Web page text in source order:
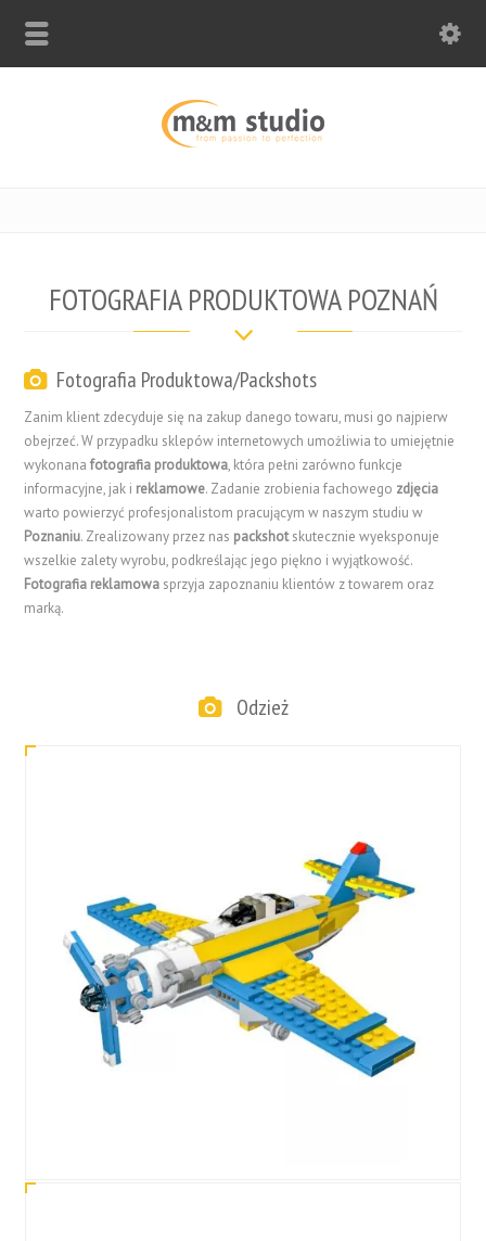
FOTOGRAFIA PRODUKTOWA POZNAŃ
Fotografia Produktowa/Packshots
Zanim klient zdecyduje się na zakup danego towaru, musi go najpierw
obejrzeć. W przypadku sklepów internetowych umożliwia to umiejętnie
wykonanafotografia produktowa, która pełni zarówno funkcje
informacyjne, jak i reklamowe. Zadanie zrobienia fachowego zdjęcia
warto powierzyć profesjonalistom pracującym w naszym studiu w
Poznaniu. Zrealizowany przez nas packshotskutecznie wyeksponuje
wszelkie zalety wyrobu, podkreślając jego piękno i wyjątkowość.
Fotografia reklamowa sprzyja zapoznaniu klientów z towarem oraz
marką.
Odzież